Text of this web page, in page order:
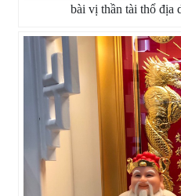
bài vị thần tài thổ địa